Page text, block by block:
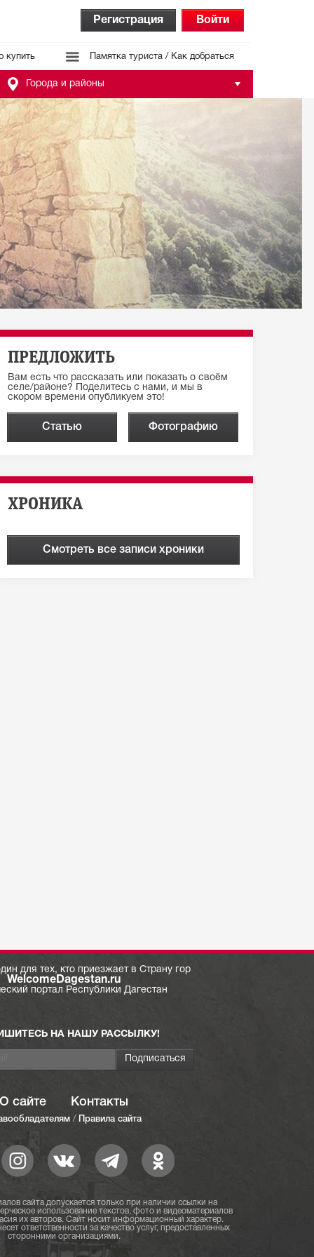
Регистрация Войти
купить Памятка туриста / Как добраться
Города и районы
ПРЕДЛОЖИТЬ
Вам есть что рассказать или показать о своём
селе/районе? Поделитесь с нами, и мы в
скором времени опубликуем это!
Статью Фотографию
ХРОНИКА
Смотреть все записи хроники
для тех, кто приезжает в Страну гор
WelcomeDagestan.ru
портал Республики Дагестан
НА НАШУ РАССЫЛКУ!
О сайте Контакты
/ Правила сайта
сайта допускается только при наличии ссылки на
использование текстов, фото и видеоматериалов
их авторов. Сайт носит информационный характер.
ответственности за качество услуг, предоставленных
сторонними организациями.